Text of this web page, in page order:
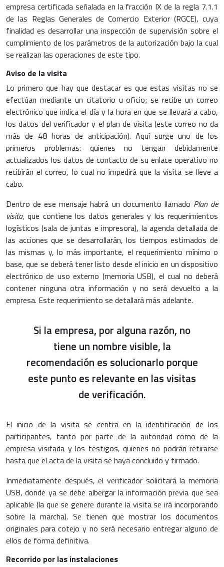
empresa certificada señalada en la fracción IX de la regla 7.1.1
de las Reglas Generales de Comercio Exterior (RGCE), cuya
finalidad es desarrollar una inspección de supervisión sobre el
cumplimiento de los parámetros de la autorización bajo la cual
se realizan las operaciones de este tipo.
Aviso de la visita
Lo primero que hay que destacar es que estas visitas no se
efectúan mediante un citatorio u oficio; se recibe un correo
electrónico que indica el día y la hora en que se llevará a cabo,
los datos del verificador y el plan de visita (este correo no da
más de 48 horas de anticipación). Aquí surge uno de los
primeros problemas: quienes no tengan debidamente
actualizados los datos de contacto de su enlace operativo no
recibirán el correo, lo cual no impedirá que la visita se lleve a
cabo.
Dentro de ese mensaje habrá un documento llamado Plan de
visita, que contiene los datos generales y los requerimientos
logísticos (sala de juntas e impresora), la agenda detallada de
las acciones que se desarrollarán, los tiempos estimados de
las mismas y, lo más importante, el requerimiento mínimo o
base, que se deberá tener listo desde el inicio en un dispositivo
electrónico de uso externo (memoria USB), el cual no deberá
contener ninguna otra información y no será devuelto a la
empresa. Este requerimiento se detallará más adelante.
Si la empresa, por alguna razón, no
tiene un nombre visible, la
recomendación es solucionarlo porque
este punto es relevante en las visitas
de verificación.
El inicio de la visita se centra en la identificación de los
participantes, tanto por parte de la autoridad como de la
empresa visitada y los testigos, quienes no podrán retirarse
hasta que el acta de la visita se haya concluido y firmado.
Inmediatamente después, el verificador solicitará la memoria
USB, donde ya se debe albergar la información previa que sea
aplicable (la que se genere durante la visita se irá incorporando
sobre la marcha). Se tienen que mostrar los documentos
originales para cotejo y no será necesario entregar alguno de
ellos de forma definitiva.
Recorrido por las instalaciones